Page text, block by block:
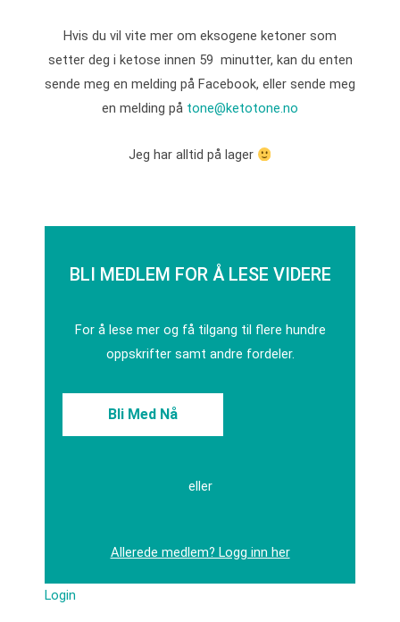
Hvis du vil vite mer om eksogene ketoner som
setter deg i ketose innen 59 minutter, kan du enten
sende meg en melding på Facebook, eller sende meg
en melding på tone@ketotone.no
Jeg har alltid på lager
BLI MEDLEM FOR Å LESE VIDERE
For å lese mer og få tilgang til flere hundre
oppskrifter samt andre fordeler.
Bli Med Nå
eller
Allerede medlem? Logg inn her
Login